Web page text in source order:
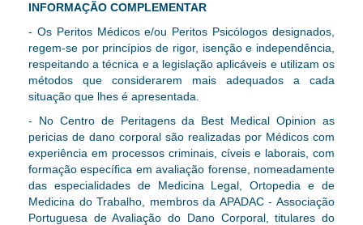
INFORMAÇÃO COMPLEMENTAR
- Os Peritos Médicos e/ou Peritos Psicólogos designados,
regem-se por princípios de rigor, isenção e independência,
respeitando a técnica e a legislação aplicáveis e utilizam os
métodos que considerarem mais adequados a cada
situação que lhes é apresentada.
- No Centro de Peritagens da Best Medical Opinion as
pericias de dano corporal são realizadas por Médicos com
experiência em processos criminais, cíveis e laborais, com
formação específica em avaliação forense, nomeadamente
das especialidades de Medicina Legal, Ortopedia e de
Medicina do Trabalho, membros da APADAC - Associação
Portuguesa de Avaliação do Dano Corporal, titulares do